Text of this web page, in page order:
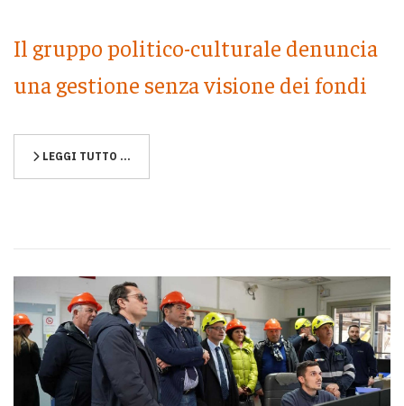
Il gruppo politico-culturale denuncia
una gestione senza visione dei fondi
LEGGI TUTTO …